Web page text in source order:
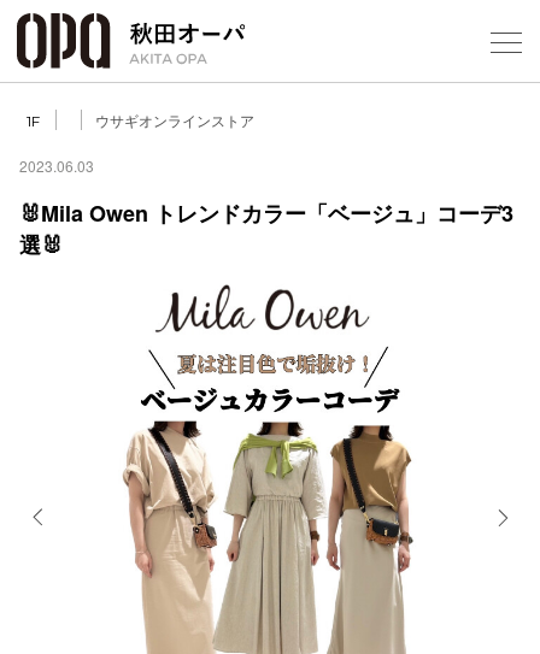
1F ウサギオンラインストア
2023.06.03
🐰Mila Owen トレンドカラー「ベージュ」コーデ3
選🐰
アクセ